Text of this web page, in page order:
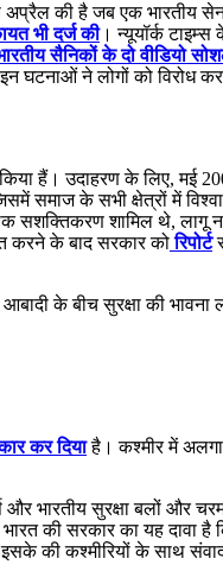
की है जब एक भारतीय
भी दर्ज की। न्यूयॉर्क टाइम्स
सैनिकों के दो वीडियो
इन घटनाओं ने लोगों को
हैं। उदाहरण के लिए, मई
समाज के सभी क्षेत्रों में
सशक्तिकरण शामिल थे, लागू
करने के बाद सरकार कोरिपोर्ट
के बीच सुरक्षा की भावना
कर दियाहै। कश्मीर में
भारतीय सुरक्षा बलों और
की सरकार का यह दावा है
की कश्मीरियों के साथ